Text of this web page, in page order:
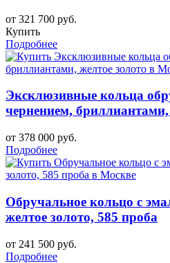
от 321 700 руб.
Купить
Подробнее
Эксклюзивные кольца
чернением, бриллиантами,
от 378 000 руб.
Подробнее
Обручальное кольцо с
желтое золото, 585 проба
от 241 500 руб.
Подробнее